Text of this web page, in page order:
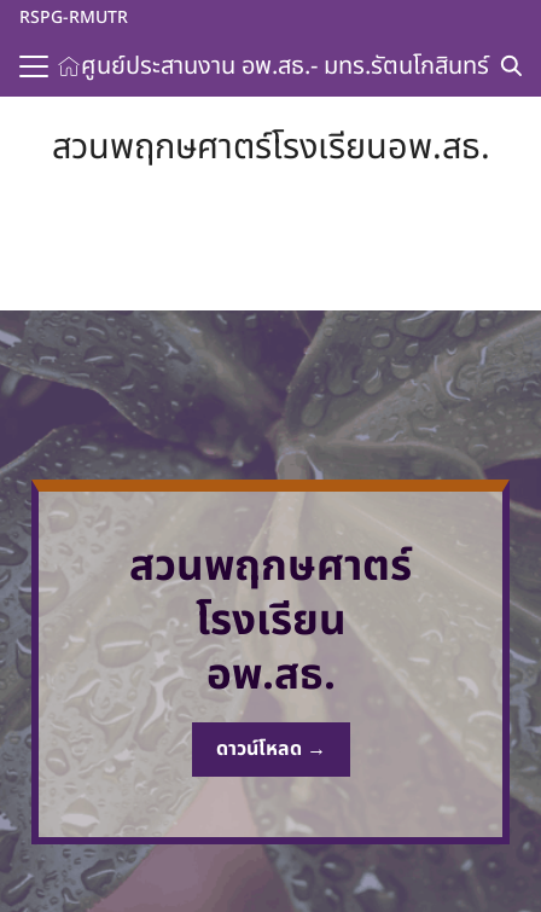
Skip
content
RSPG-RMUTR
ศูนย์ประสานงาน อพ.สธ.- มทร.รัตนโกสินทร์
โครงการ
Search
for:
สวนพฤกษศาตร์โรงเรียนอพ.สธ.
สวนพฤกษศาตร์
โรงเรียน
อพ.สธ.
ดาวน์โหลด →